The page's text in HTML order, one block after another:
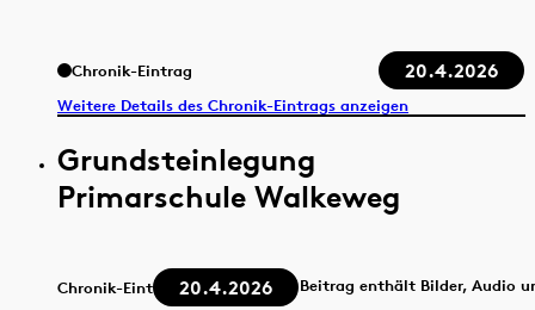
Chronik-Eintrag 20.4.2026
Weitere Details des Chronik-Eintrags anzeigen
Grundsteinlegung
Primarschule Walkeweg
Chronik-Eintrag 20.4.2026
Beitrag enthält Bilder, Audio